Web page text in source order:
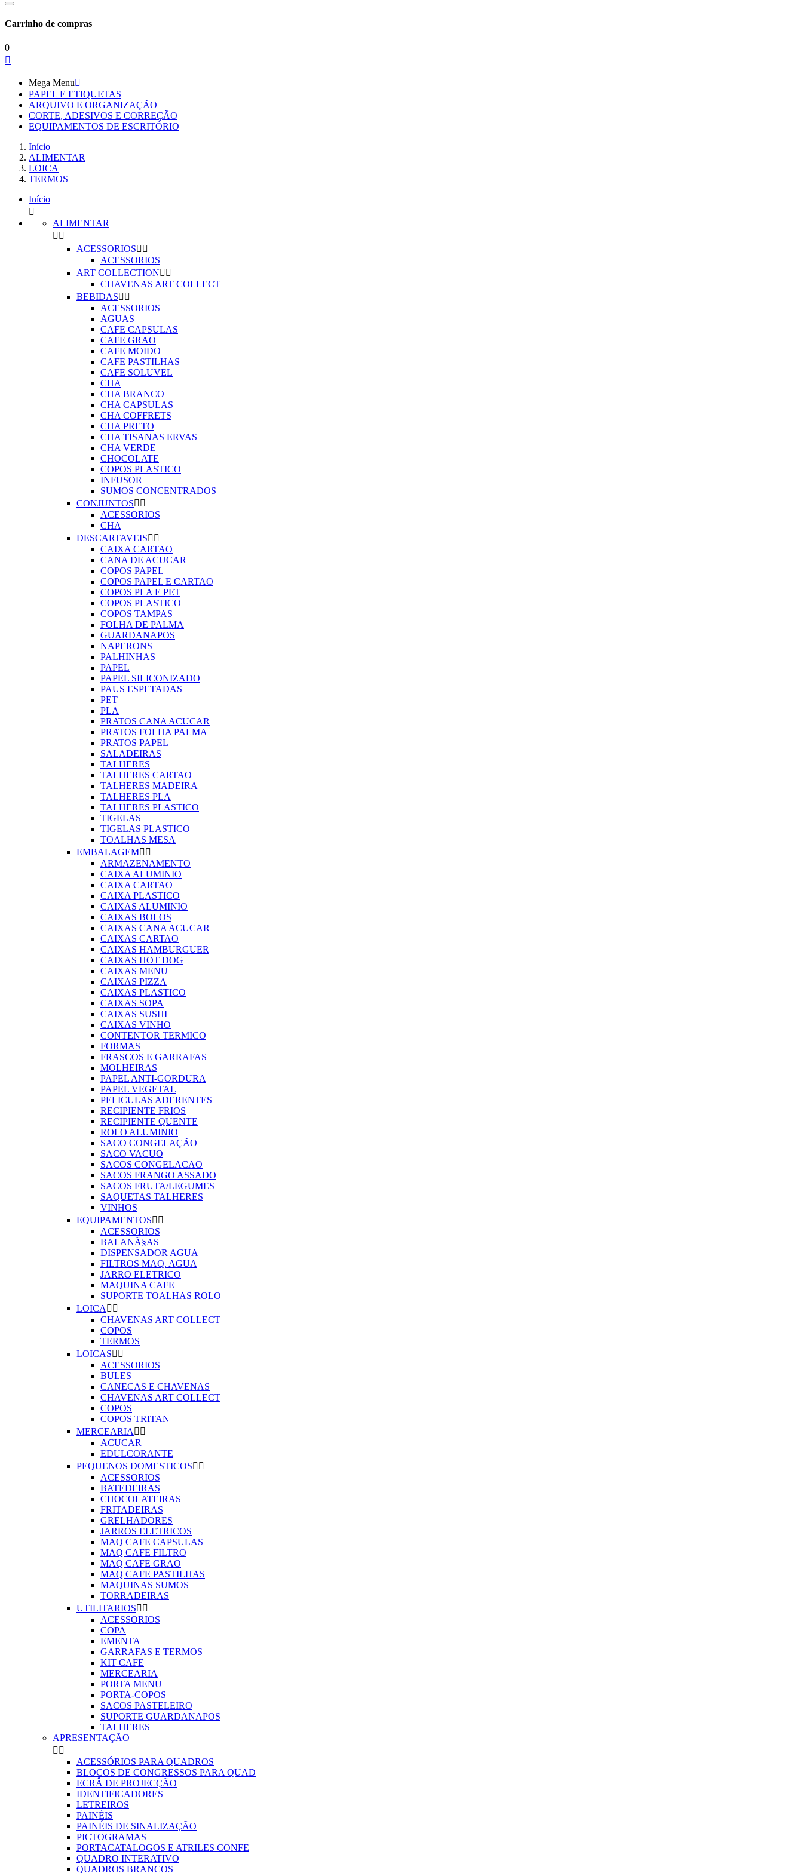
Carrinho de compras
0

Mega Menu
PAPEL E ETIQUETAS
ARQUIVO E ORGANIZAÇÃO
CORTE, ADESIVOS E CORREÇÃO
EQUIPAMENTOS DE ESCRITÓRIO
Início
ALIMENTAR
LOICA
TERMOS
Início

ALIMENTAR
 
ACESSORIOS 
ACESSORIOS
ART COLLECTION 
CHAVENAS ART COLLECT
BEBIDAS 
ACESSORIOS
AGUAS
CAFE CAPSULAS
CAFE GRAO
CAFE MOIDO
CAFE PASTILHAS
CAFE SOLUVEL
CHA
CHA BRANCO
CHA CAPSULAS
CHA COFFRETS
CHA PRETO
CHA TISANAS ERVAS
CHA VERDE
CHOCOLATE
COPOS PLASTICO
INFUSOR
SUMOS CONCENTRADOS
CONJUNTOS 
ACESSORIOS
CHA
DESCARTAVEIS 
CAIXA CARTAO
CANA DE ACUCAR
COPOS PAPEL
COPOS PAPEL E CARTAO
COPOS PLA E PET
COPOS PLASTICO
COPOS TAMPAS
FOLHA DE PALMA
GUARDANAPOS
NAPERONS
PALHINHAS
PAPEL
PAPEL SILICONIZADO
PAUS ESPETADAS
PET
PLA
PRATOS CANA ACUCAR
PRATOS FOLHA PALMA
PRATOS PAPEL
SALADEIRAS
TALHERES
TALHERES CARTAO
TALHERES MADEIRA
TALHERES PLA
TALHERES PLASTICO
TIGELAS
TIGELAS PLASTICO
TOALHAS MESA
EMBALAGEM 
ARMAZENAMENTO
CAIXA ALUMINIO
CAIXA CARTAO
CAIXA PLASTICO
CAIXAS ALUMINIO
CAIXAS BOLOS
CAIXAS CANA ACUCAR
CAIXAS CARTAO
CAIXAS HAMBURGUER
CAIXAS HOT DOG
CAIXAS MENU
CAIXAS PIZZA
CAIXAS PLASTICO
CAIXAS SOPA
CAIXAS SUSHI
CAIXAS VINHO
CONTENTOR TERMICO
FORMAS
FRASCOS E GARRAFAS
MOLHEIRAS
PAPEL ANTI-GORDURA
PAPEL VEGETAL
PELICULAS ADERENTES
RECIPIENTE FRIOS
RECIPIENTE QUENTE
ROLO ALUMINIO
SACO CONGELAÇÃO
SACO VACUO
SACOS CONGELACAO
SACOS FRANGO ASSADO
SACOS FRUTA/LEGUMES
SAQUETAS TALHERES
VINHOS
EQUIPAMENTOS 
ACESSORIOS
BALANÃ§AS
DISPENSADOR AGUA
FILTROS MAQ. AGUA
JARRO ELETRICO
MAQUINA CAFE
SUPORTE TOALHAS ROLO
LOICA  
CHAVENAS ART COLLECT
COPOS
TERMOS
LOICAS 
ACESSORIOS
BULES
CANECAS E CHAVENAS
CHAVENAS ART COLLECT
COPOS
COPOS TRITAN
MERCEARIA  
ACUCAR
EDULCORANTE
PEQUENOS DOMESTICOS 
ACESSORIOS
BATEDEIRAS
CHOCOLATEIRAS
FRITADEIRAS
GRELHADORES
JARROS ELETRICOS
MAQ CAFE CAPSULAS
MAQ CAFE FILTRO
MAQ CAFE GRAO
MAQ CAFE PASTILHAS
MAQUINAS SUMOS
TORRADEIRAS
UTILITARIOS 
ACESSORIOS
COPA
EMENTA
GARRAFAS E TERMOS
KIT CAFE
MERCEARIA
PORTA MENU
PORTA-COPOS
SACOS PASTELEIRO
SUPORTE GUARDANAPOS
TALHERES
APRESENTAÇÃO
 
ACESSÓRIOS PARA QUADROS
BLOCOS DE CONGRESSOS PARA QUAD
ECRÂ DE PROJECÇÃO
IDENTIFICADORES
LETREIROS
PAINÉIS
PAINÉIS DE SINALIZAÇÃO
PICTOGRAMAS
PORTACATALOGOS E ATRILES CONFE
QUADRO INTERATIVO
QUADROS BRANCOS